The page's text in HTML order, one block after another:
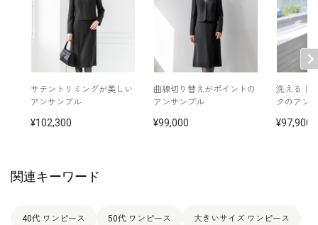
バスト ヒップ 肩幅 袖丈
92.5 38.5
9号 95.5 83.0 99.0 39.0 110.0 45.0
11号 103.0 45.5
15号 108.5
サテントリミングが美しい
アンサンブル
102,300
曲線切り替えがポイントの
アンサンブル
99,000
洗える｜
クのアン
97,900
関連キーワード
40代 ワンピース 50代 ワンピース 大きいサイズ ワンピース